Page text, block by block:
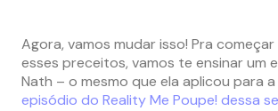
Agora, vamos mudar isso! Pra começar
esses preceitos, vamos te ensinar um
Nath – o mesmo que ela aplicou para a
episódio do Reality Me Poupe! dessa